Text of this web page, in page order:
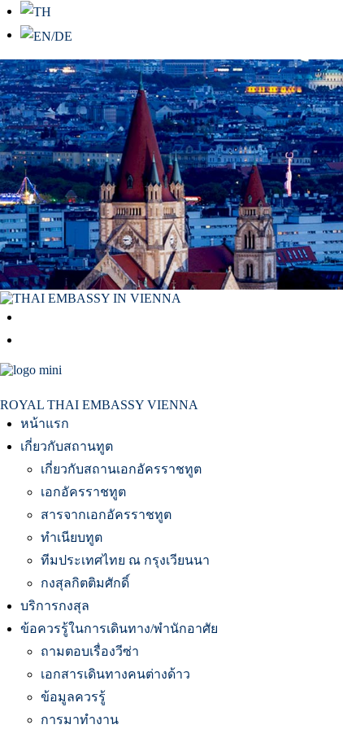
ROYAL THAI EMBASSY VIENNA
หน้าแรก
เกี่ยวกับสถานทูต
เกี่ยวกับสถานเอกอัครราชทูต
เอกอัครราชทูต
สารจากเอกอัครราชทูต
ทำเนียบทูต
ทีมประเทศไทย ณ กรุงเวียนนา
กงสุลกิตติมศักดิ์
บริการกงสุล
ข้อควรรู้ในการเดินทาง/พำนักอาศัย
ถามตอบเรื่องวีซ่า
เอกสารเดินทางคนต่างด้าว
ข้อมูลควรรู้
การมาทำงาน